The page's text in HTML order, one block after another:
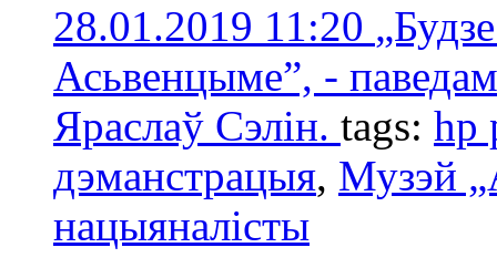
28.01.2019 11:20
Асьвенцыме”, -
Яраслаў Сэлін. tags: hp
дэманстрацыя, Музэй
нацыяналісты